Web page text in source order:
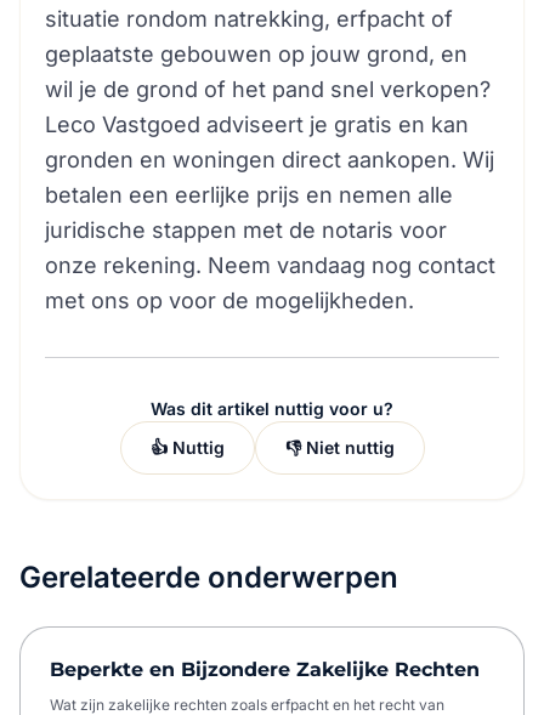
situatie rondom natrekking, erfpacht of
geplaatste gebouwen op jouw grond, en
wil je de grond of het pand snel verkopen?
Leco Vastgoed adviseert je gratis en kan
gronden en woningen direct aankopen. Wij
betalen een eerlijke prijs en nemen alle
juridische stappen met de notaris voor
onze rekening. Neem vandaag nog contact
met ons op voor de mogelijkheden.
Was dit artikel nuttig voor u?
👍 Nuttig
👎 Niet nuttig
Gerelateerde onderwerpen
Beperkte en Bijzondere Zakelijke Rechten
Wat zijn zakelijke rechten zoals erfpacht en het recht van